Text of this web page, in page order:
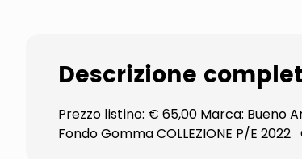
Descrizione
Prezzo listino: € 65,00 Marca: Bueno
Fondo Gomma COLLEZIONE P/E